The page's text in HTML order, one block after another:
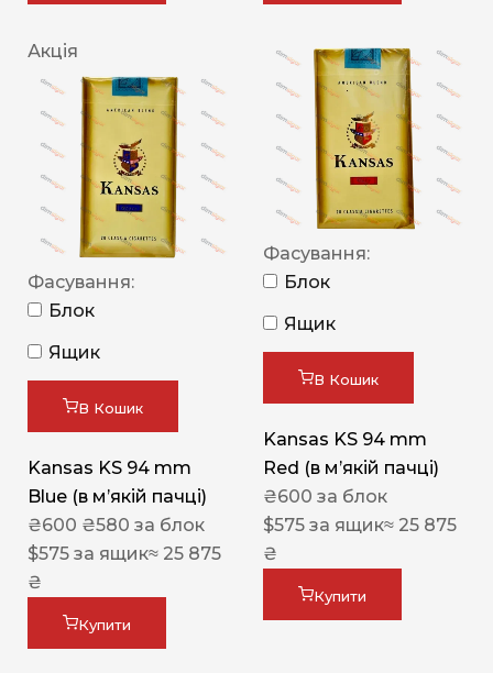
Акція
Фасування:
Блок
Ящик
В Кошик
Kansas KS 94 mm
Blue (в мʼякій пачці)
₴600 ₴580 за блок
$575 за ящик≈ 25 875
₴
Купити
Фасування:
Блок
Ящик
В Кошик
Kansas KS 94 mm
Red (в мʼякій пачці)
₴600 за блок
$575 за ящик≈ 25 875
₴
Купити